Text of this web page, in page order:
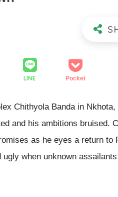
LINE Pocket
Chithyola Banda in Nkhota,
and his ambitions bruised.
as he eyes a return to
when unknown